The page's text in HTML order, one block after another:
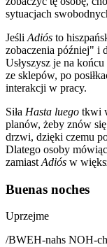
sytuacjach
Jeśli Adiós to
zobaczenia później" i
Usłyszysz je na
ze sklepów, po
interakcji w pracy.
Siła Hasta luego tkwi
planów, żeby znów
drzwi, dzięki czemu
Dlatego osoby
zamiast Adiós w
Buenas noches
Uprzejme
/BWEH-nahs NOH-